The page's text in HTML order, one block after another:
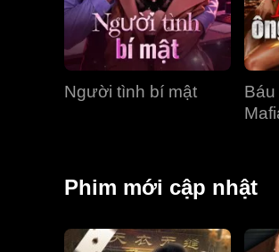
Người tình bí mật
Phim mới cập nhật